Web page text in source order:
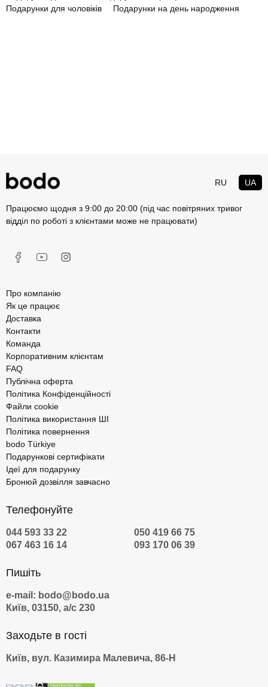
Подарунки для чоловіків
Подарунки на день народження
RU UA
Працюємо щодня з 9:00 до 20:00 (під час повітряних тривог
відділ по роботі з клієнтами може не працювати)
Про компанію
Як це працює
Доставка
Контакти
Команда
Корпоративним клієнтам
FAQ
Публічна оферта
Політика Конфіденційності
Файли cookie
Політика використання ШІ
Політика повернення
bodo Türkiye
Подарункові сертифікати
Ідеї для подарунку
Бронюй дозвілля завчасно
Телефонуйте
044 593 33 22
050 419 66 75
067 463 16 14
093 170 06 39
Пишіть
e-mail: bodo@bodo.ua
Київ, 03150, а/с 230
Заходьте в гості
Київ, вул. Казимира Малевича, 86-Н